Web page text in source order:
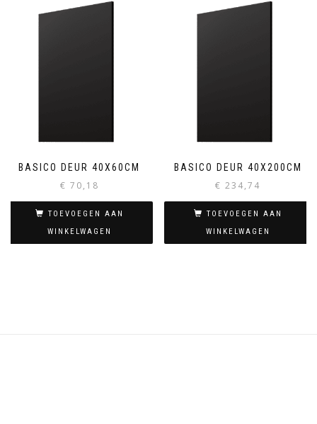
BASICO DEUR 40X60CM
€ 70,18
TOEVOEGEN AAN
WINKELWAGEN
BASICO DEUR 40X200CM
€ 234,74
TOEVOEGEN AAN
WINKELWAGEN